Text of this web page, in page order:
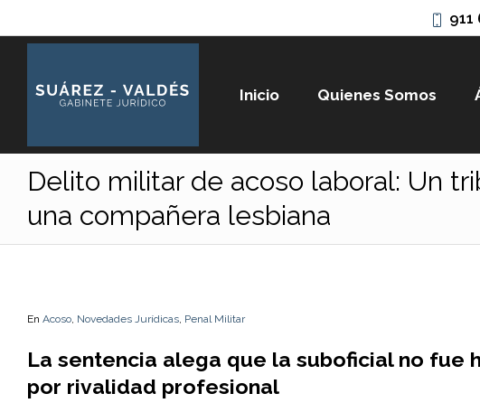
911
Inicio Quienes Somos
Delito militar de acoso laboral: Un
una compañera lesbiana
En Acoso, Novedades Jurídicas, Penal Militar
La sentencia alega que la suboficial no fue
por rivalidad profesional